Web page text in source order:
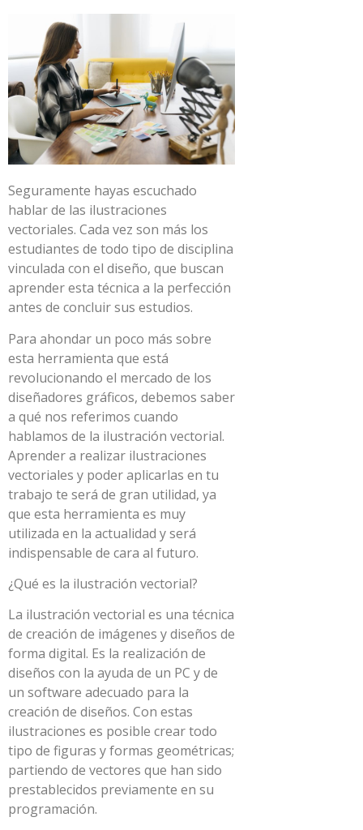
Seguramente hayas escuchado
hablar de las ilustraciones
vectoriales. Cada vez son más los
estudiantes de todo tipo de disciplina
vinculada con el diseño, que buscan
aprender esta técnica a la perfección
antes de concluir sus estudios.
Para ahondar un poco más sobre
esta herramienta que está
revolucionando el mercado de los
diseñadores gráficos, debemos saber
a qué nos referimos cuando
hablamos de la ilustración vectorial.
Aprender a realizar ilustraciones
vectoriales y poder aplicarlas en tu
trabajo te será de gran utilidad, ya
que esta herramienta es muy
utilizada en la actualidad y será
indispensable de cara al futuro.
¿Qué es la ilustración vectorial?
La ilustración vectorial es una técnica
de creación de imágenes y diseños de
forma digital. Es la realización de
diseños con la ayuda de un PC y de
un software adecuado para la
creación de diseños. Con estas
ilustraciones es posible crear todo
tipo de figuras y formas geométricas;
partiendo de vectores que han sido
prestablecidos previamente en su
programación.